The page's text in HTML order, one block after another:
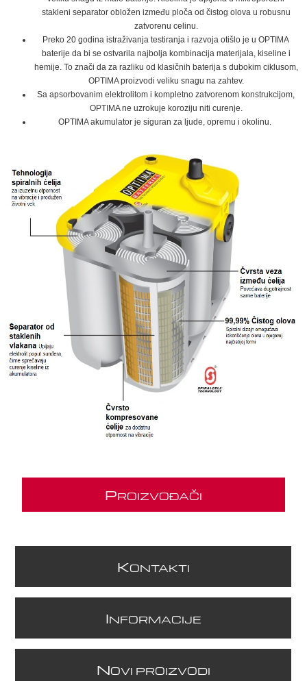
stakleni separator obložen između ploča od čistog olova u robusnu
zatvorenu celinu.
Preko 20 godina istraživanja testiranja i razvoja otišlo je u OPTIMA
baterije da bi se ostvarila najbolja kombinacija materijala, kiseline i
hemije. To znači da za razliku od klasičnih baterija s dubokim ciklusom,
OPTIMA proizvodi veliku snagu na zahtev.
Sa apsorbovanim elektrolitom i kompletno zatvorenom konstrukcijom,
OPTIMA ne uzrokuje koroziju niti curenje.
OPTIMA akumulator je siguran za ljude, opremu i okolinu.
PROIZVOĐAČI
KONTAKTI
INFORMACIJE
NOVI PROIZVODI